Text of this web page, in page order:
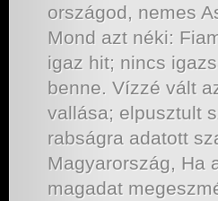
országod, nemes
Mond azt néki:
igaz hit; nincs
benne. Vízzé vált
vallása; elpusztult
rabságra adatott
Magyarország, Ha
magadat